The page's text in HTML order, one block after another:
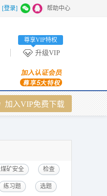
[登录] 帮助中心
升级VIP
尊享VIP特权
加入VIP免费下载
煤矿安全 检查
练习题 选题